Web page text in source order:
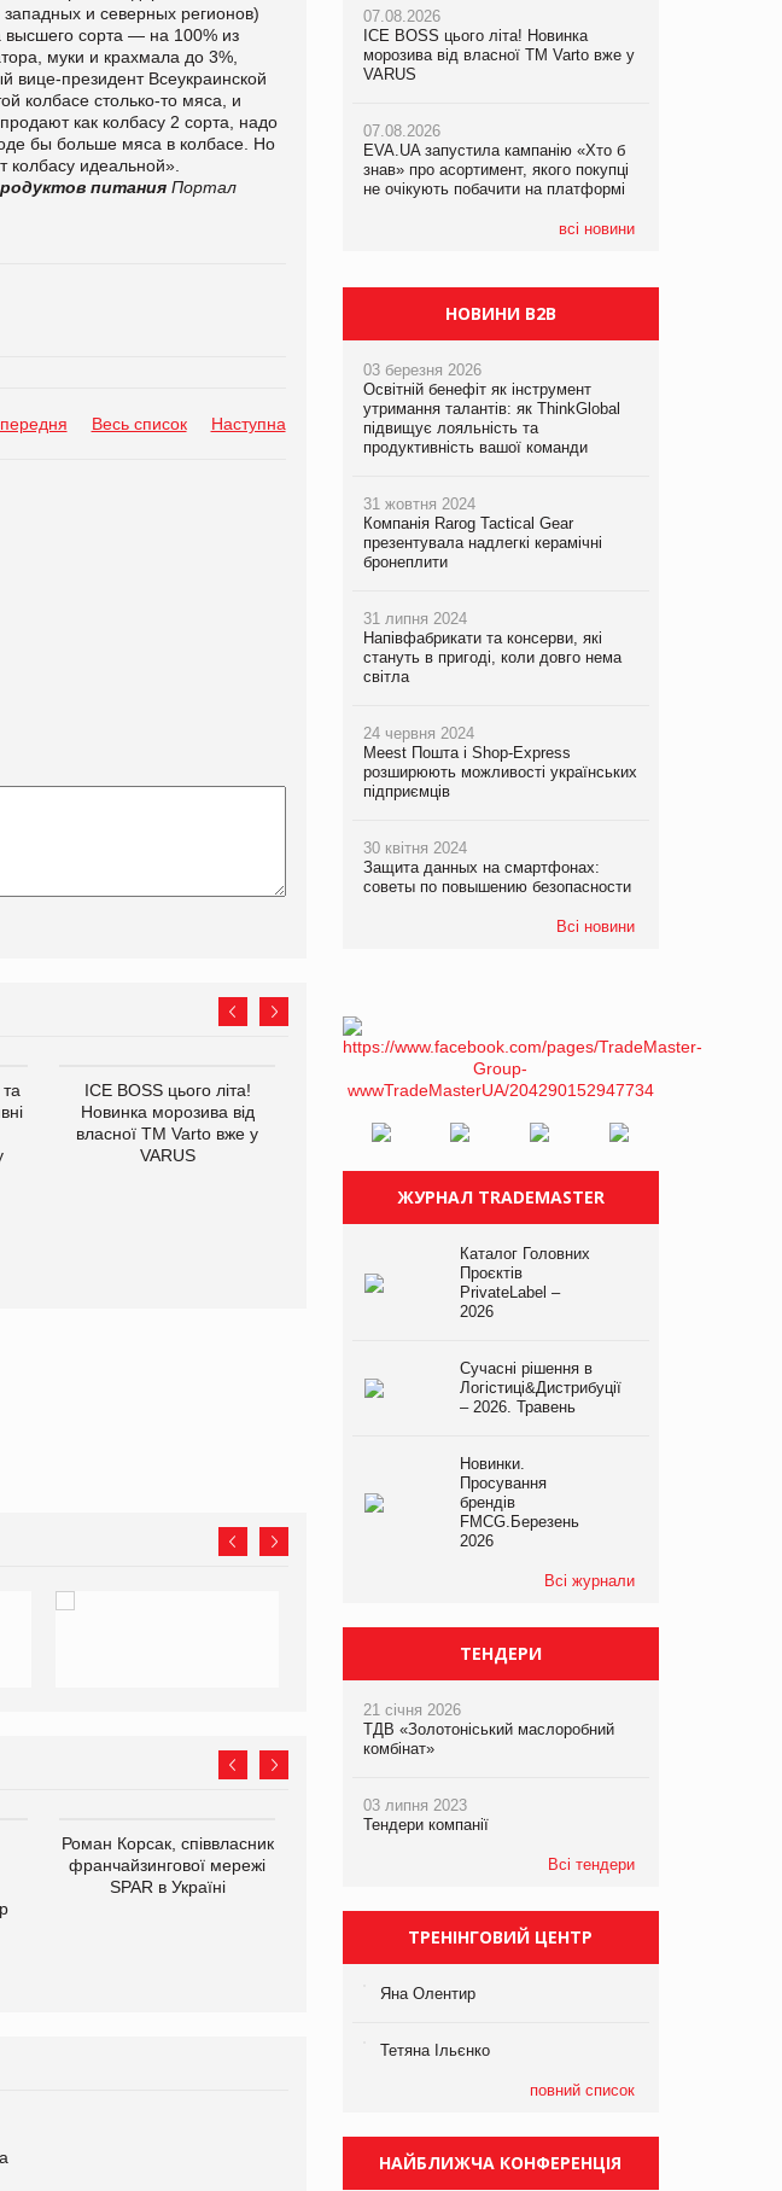
и северных регионов)
высшего сорта — на 100% из
муки и крахмала до 3%,
вице-президент Всеукраинской
колбасе столько-то мяса, и
как колбасу 2 сорта, надо
бы больше мяса в колбасе. Но
идеальной».
питания Портал
Весь список Наступна
ICE BOSS цього літа!
Новинка морозива від
власної ТМ Varto вже у
VARUS
EVA.UA запустила
асортимент, якого покупці
платформі
Kraft Heinz скоротила
Роман Корсак, співвласник
франчайзингової мережі
SPAR в Україні
виробництва
компанії «УкраМарин»
Брагина Людмила
Просування компанії на
07.08.2026
ICE BOSS цього літа! Новинка
морозива від власної ТМ Varto вже у
VARUS
07.08.2026
EVA.UA запустила кампанію «Хто б
знав» про асортимент, якого покупці
не очікують побачити на платформі
всі новини
06.08.2026
Смачна новинка для хвостатих: у
VARUS з’явилися паучі Varto Paw
05.08.2026
Мережа супермаркетів VARUS купує
мережу магазинів формату
компанія налічуватиме 374 магазини
07.08.2026
Франція заборонила рекламні дзвінки
НОВИНИ B2B
03 березня 2026
Освітній бенефіт як інструмент
утримання талантів: як ThinkGlobal
підвищує лояльність та
продуктивність вашої команди
31 жовтня 2024
Компанія Rarog Tactical Gear
презентувала надлегкі керамічні
бронеплити
31 липня 2024
Напівфабрикати та консерви, які
стануть в пригоді, коли довго нема
світла
24 червня 2024
Meest Пошта і Shop-Express
розширюють можливості українських
підприємців
30 квітня 2024
Защита данных на смартфонах:
советы по повышению безопасности
Всі новини
ЖУРНАЛ TRADEMASTER
Каталог Головних
Проєктів
PrivateLabel –
2026
Сучасні рішення в
Логістиці&Дистрибуції
– 2026. Травень
Новинки.
Просування
брендів
FMCG.Березень
2026
Всі журнали
ТЕНДЕРИ
21 січня 2026
ТДВ «Золотоніський маслоробний
комбінат»
03 липня 2023
Тендери компанії
Всі тендери
ТРЕНІНГОВИЙ ЦЕНТР
Яна Олентир
Тетяна Ільєнко
повний список
НАЙБЛИЖЧА КОНФЕРЕНЦІЯ